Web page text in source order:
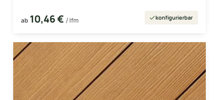
ab 10,46 € / lfm konfigurierbar